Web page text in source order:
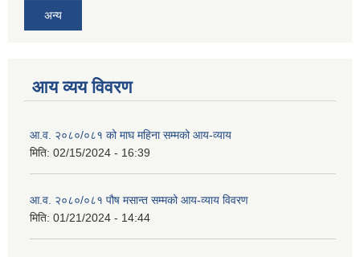
अन्य
आय व्यय विवरण
आ.व. २०८०/०८१ को माघ महिना सम्मको आय-व्याय
मिति: 02/15/2024 - 16:39
आ.व. २०८०/०८१ पौष मसान्त सम्मको आय-व्याय विवरण
मिति: 01/21/2024 - 14:44